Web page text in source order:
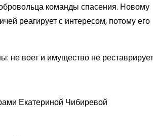
команды спасения. Новому
реагирует с интересом, потому его
не воет и имущество не
Екатериной Чибиревой